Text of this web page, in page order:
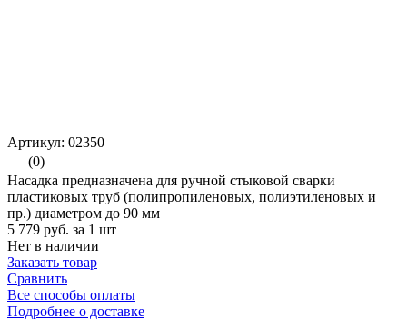
Артикул: 02350
(0)
Насадка предназначена для ручной стыковой сварки
пластиковых труб (полипропиленовых, полиэтиленовых и
пр.) диаметром до 90 мм
5 779 руб. за 1 шт
Нет в наличии
Заказать товар
Сравнить
Все способы оплаты
Подробнее о доставке